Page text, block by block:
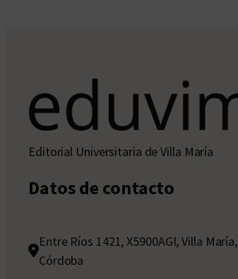
Editorial Universitaria de Villa María
Datos de contacto
Entre Ríos 1421, X5900AGI, Villa María,
Córdoba